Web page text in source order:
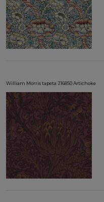
William Morris tapeta 216850 Artichoke